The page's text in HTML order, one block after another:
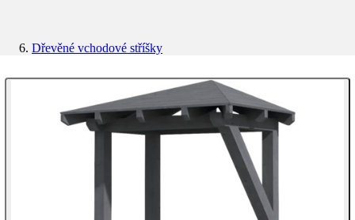
Dřevěné vchodové stříšky